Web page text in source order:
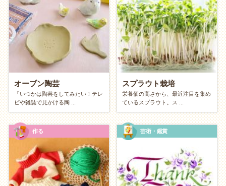
オーブン陶芸
「いつかは陶芸をしてみたい！テレ
ビや雑誌で見かける陶 ...
スプラウト栽培
栄養価の高さから、最近注目を集め
ているスプラウト。ス ...
作る 芸術・鑑賞